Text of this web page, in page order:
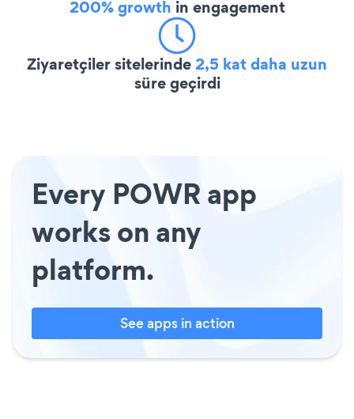
200% growth in engagement
Ziyaretçiler sitelerinde2,5 kat daha uzun
süre geçirdi
Every POWR app
works on any
platform.
See apps in action